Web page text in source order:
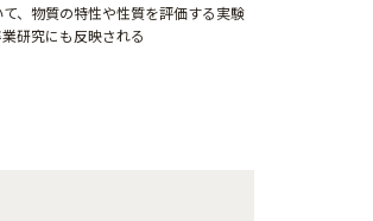
、物質の特性や性質を評価する実験
研究にも反映される